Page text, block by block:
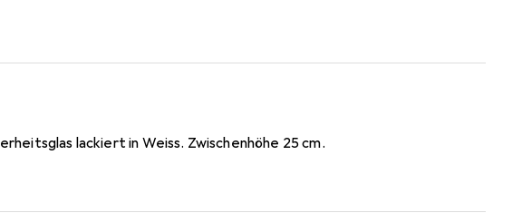
lackiert in Weiss. Zwischenhöhe 25 cm.